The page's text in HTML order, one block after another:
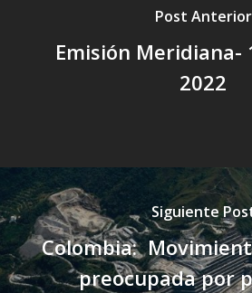
Post Anterior
Emisión Meridiana-
2022
Siguiente
Colombia:
preocupada por